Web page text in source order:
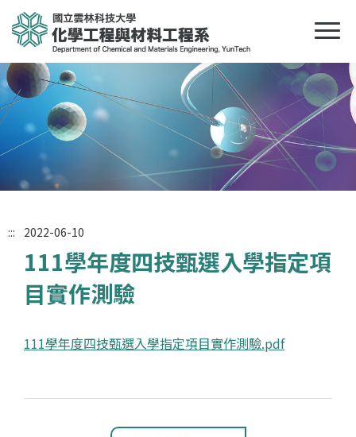
::: 2022-06-10
111學年度四技甄選入學指定項
目實作測驗
111學年度四技甄選入學指定項目實作測驗.pdf